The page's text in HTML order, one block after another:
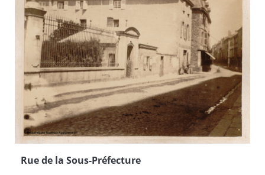
Rue de la Sous-Préfecture